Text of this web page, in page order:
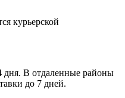
курьерской
дня. В отдаленные районы
до 7 дней.